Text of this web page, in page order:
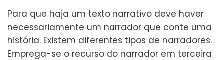
Para que haja um texto narrativo deve haver
necessariamente um narrador que conte uma
história. Existem diferentes tipos de narradores.
Emprega-se o recurso do narrador em terceira